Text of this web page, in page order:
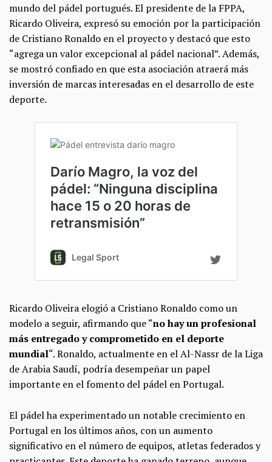
mundo del pádel portugués. El presidente de la FPPA,
Ricardo Oliveira, expresó su emoción por la participación
de Cristiano Ronaldo en el proyecto y destacó que esto
“agrega un valor excepcional al pádel nacional”. Además,
se mostró confiado en que esta asociación atraerá más
inversión de marcas interesadas en el desarrollo de este
deporte.
Ricardo Oliveira elogió a Cristiano Ronaldo como un
modelo a seguir, afirmando que “no hay un profesional
más entregado y comprometido en el deporte
mundial“. Ronaldo, actualmente en el Al-Nassr de la Liga
de Arabia Saudí, podría desempeñar un papel
importante en el fomento del pádel en Portugal.
El pádel ha experimentado un notable crecimiento en
Portugal en los últimos años, con un aumento
significativo en el número de equipos, atletas federados y